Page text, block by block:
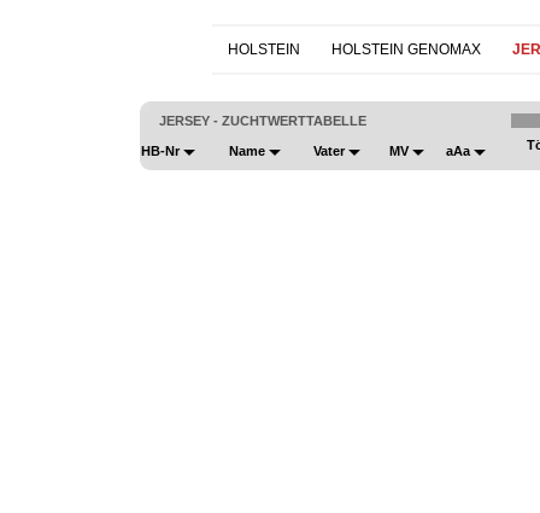
HOLSTEIN HOLSTEIN GENOMAX
JERSEY - ZUCHTWERTTABELLE
HB-Nr Name Vater MV aAa